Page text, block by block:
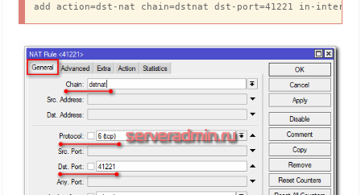
add action=dst-nat chain=dstnat dst-port=41221 in-